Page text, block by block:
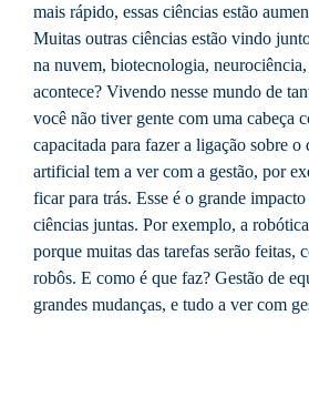
mais rápido, essas ciências estão
Muitas outras ciências estão vindo
na nuvem, biotecnologia,
acontece? Vivendo nesse mundo de
você não tiver gente com uma cabeça
capacitada para fazer a ligação sobre o
artificial tem a ver com a gestão, por
ficar para trás. Esse é o grande impacto
ciências juntas. Por exemplo, a
porque muitas das tarefas serão feitas,
robôs. E como é que faz? Gestão de
grandes mudanças, e tudo a ver com